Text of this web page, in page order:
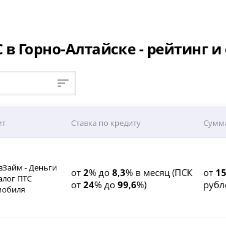
Горно-Алтайске - рейтинг
Ставка по кредиту
- Деньги
ПТС
от 2% до 8,3% в месяц (ПСК
от 24% до 99,6%)
от